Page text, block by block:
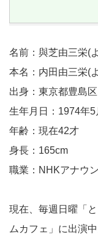
名前：與芝由三栄(
本名：内田由三栄(
出身：東京都豊島区
生年月日：1974年5
年齢：現在42才
身長：165cm
職業：NHKアナウ
現在、毎週日曜「
ムカフェ」に出演中